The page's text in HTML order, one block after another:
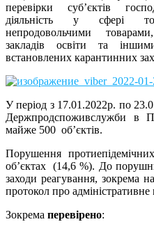
перевірки суб’єктів
діяльність у сфері
непродовольчими
закладів освіти та
встановлених карантинних
У період з 17.01.2022р. по
Держпродспоживслужби в
майже 500 об’єктів.
Порушення
об’єктах (14,6 %). До
заходи реагування, зокрема
протокол про
Зокрема перевірено: